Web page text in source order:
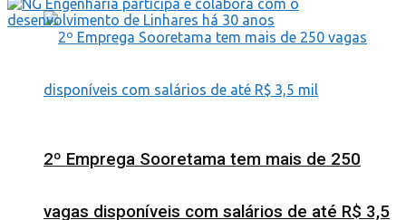
2º Emprega Sooretama tem mais de 250
vagas disponíveis com salários de até R$ 3,5